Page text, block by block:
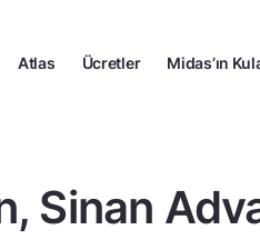
Atlas Ücretler Midas’ın
Sinan